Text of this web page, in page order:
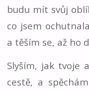
budu mít svůj
co jsem
a těším se, až ho
Slyším, jak tvoje
cestě, a